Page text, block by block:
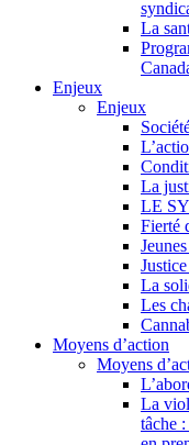
La
Enjeux
Enjeux
La
LE
Fierté
La
Les
Moyens d’action
Moyens
La
tâche